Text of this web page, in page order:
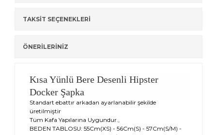
TAKSİT SEÇENEKLERİ
ÖNERİLERİNİZ
Kısa Yünlü Bere Desenli Hipster
Docker Şapka
Standart ebattır arkadan ayarlanabilir şekilde
üretilmiştir
Tüm Kafa Yapılarına Uygundur.,
BEDEN TABLOSU: 55Cm(XS) - 56Cm(S) - 57Cm(S/M) -